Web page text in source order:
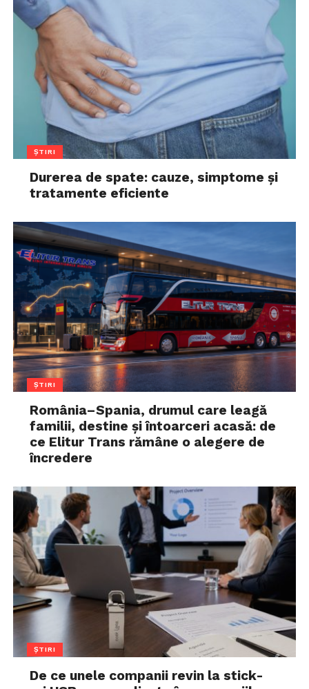
ȘTIRI
Durerea de spate: cauze, simptome și
tratamente eficiente
ȘTIRI
România–Spania, drumul care leagă
familii, destine și întoarceri acasă: de
ce Elitur Trans rămâne o alegere de
încredere
ȘTIRI
De ce unele companii revin la stick-